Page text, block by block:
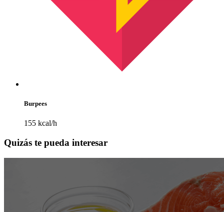
Burpees
155 kcal/h
Quizás te pueda interesar